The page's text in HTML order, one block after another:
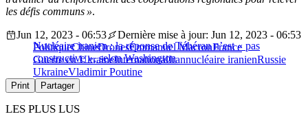
les défis communs ».
Nucléaire iranien : la réponse de Téhéran n’est « pas
constructive », selon Washington
Jun 12, 2023 - 06:53
Dernière mise à jour: Jun 12, 2023 - 06:53
PolitiqueChineDronesEmmanuel MacronFrance
Guerre en UkraineInternationalIrannucléaire iranienRussie
UkraineVladimir Poutine
Print Partager
LES PLUS LUS